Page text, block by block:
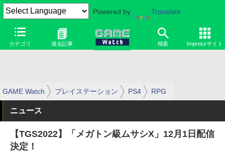
Powered by Translate
カテゴリ 過去記事 検索 Impressサイト
GAME Watch プレイステーション PS4 RPG
ニュース
【TGS2022】「メガトン級ムサシX」12月1日配信
決定！